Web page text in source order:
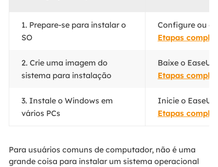
1. Prepare-se para instalar o
SO
Configure ou
Etapas
2. Crie uma imagem do
sistema para instalação
Baixe o
Etapas
3. Instale o Windows em
vários PCs
Inicie o
Etapas
Para usuários comuns de computador, não é uma
grande coisa para instalar um sistema operacional